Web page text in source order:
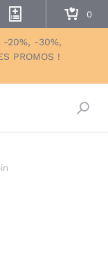
20%, -30%,
PROMOS !